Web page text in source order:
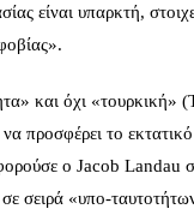
είναι υπαρκτή,
και όχι «τουρκική»
προσφέρει το
ο Jacob Landau
σειρά «υπο-